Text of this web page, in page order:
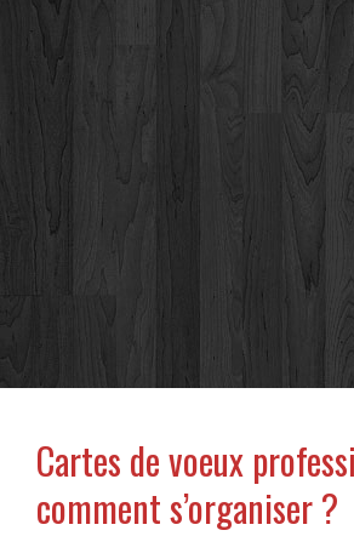
Cartes de voeux
comment s’organiser ?